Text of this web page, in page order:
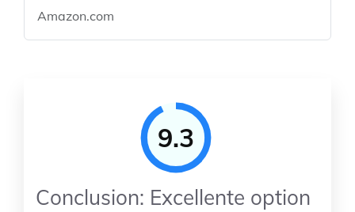
Amazon.com
9.3
Conclusion: Excellente option